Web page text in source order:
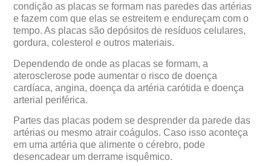
condição as placas se formam nas paredes das artérias
e fazem com que elas se estreitem e endureçam com o
tempo. As placas são depósitos de resíduos celulares,
gordura, colesterol e outros materiais.
Dependendo de onde as placas se formam, a
aterosclerose pode aumentar o risco de doença
cardíaca, angina, doença da artéria carótida e doença
arterial periférica.
Partes das placas podem se desprender da parede das
artérias ou mesmo atrair coágulos. Caso isso aconteça
em uma artéria que alimente o cérebro, pode
desencadear um derrame isquêmico.